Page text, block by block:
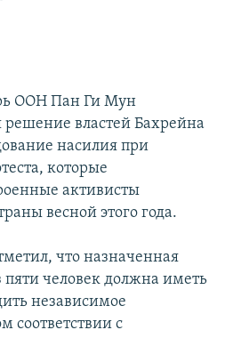
ООН Пан Ги Мун
решение властей Бахрейна
насилия при
которые
активисты
весной этого года.
что назначенная
человек должна иметь
независимое
соответствии с